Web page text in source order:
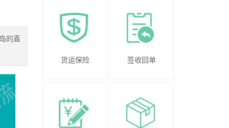
的直
货运保险 签收回单